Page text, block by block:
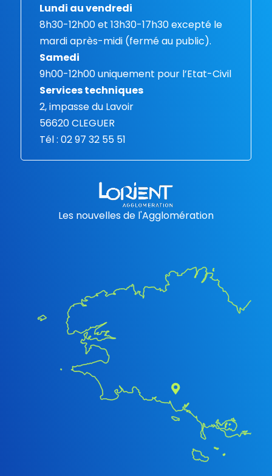
Lundi au vendredi
8h30-12h00 et 13h30-17h30 excepté le
mardi après-midi (fermé au public).
Samedi
9h00-12h00 uniquement pour l’Etat-Civil
Services techniques
2, impasse du Lavoir
56620 CLEGUER
Tél : 02 97 32 55 51
Les nouvelles de l'Agglomération